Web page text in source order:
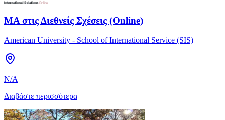
MA στις Διεθνείς Σχέσεις (Online)
American University - School of International Service (SIS)
N/A
Διαβάστε περισσότερα